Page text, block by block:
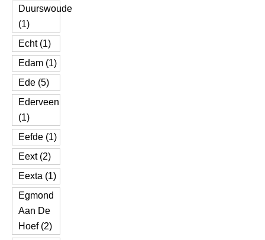
Duurswoude
(1)
Echt (1)
Edam (1)
Ede (5)
Ederveen
(1)
Eefde (1)
Eext (2)
Eexta (1)
Egmond
Aan De
Hoef (2)